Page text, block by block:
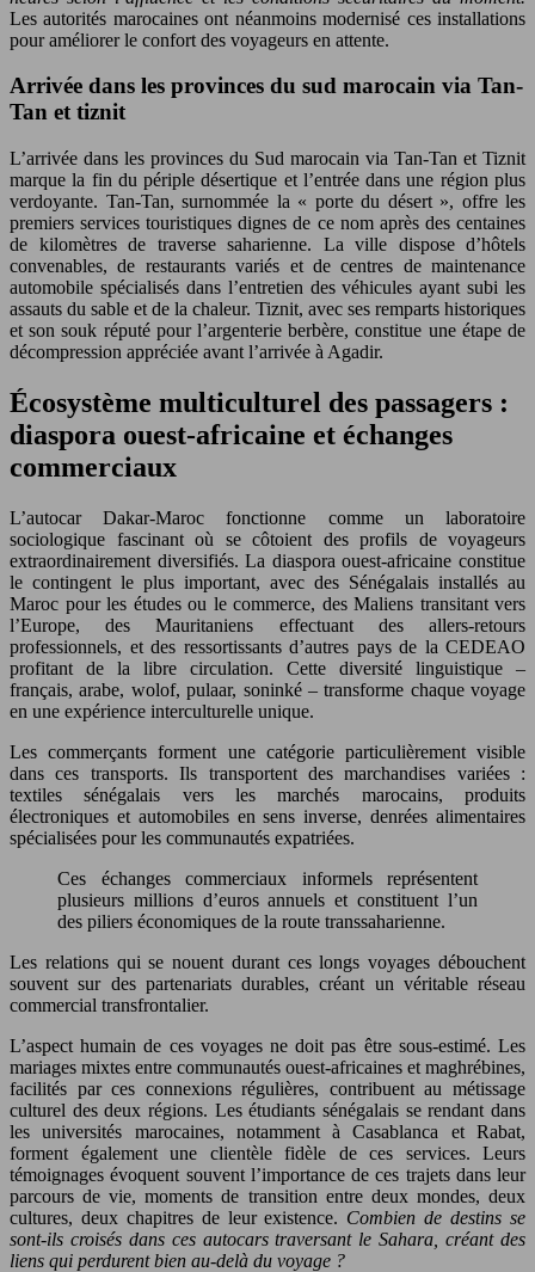
Les autorités marocaines ont néanmoins modernisé ces installations
pour améliorer le confort des voyageurs en attente.
Arrivée dans les provinces du sud marocain via Tan-
Tan et tiznit
L’arrivée dans les provinces du Sud marocain via Tan-Tan et Tiznit
marque la fin du périple désertique et l’entrée dans une région plus
verdoyante. Tan-Tan, surnommée la « porte du désert », offre les
premiers services touristiques dignes de ce nom après des centaines
de kilomètres de traverse saharienne. La ville dispose d’hôtels
convenables, de restaurants variés et de centres de maintenance
automobile spécialisés dans l’entretien des véhicules ayant subi les
assauts du sable et de la chaleur. Tiznit, avec ses remparts historiques
et son souk réputé pour l’argenterie berbère, constitue une étape de
décompression appréciée avant l’arrivée à Agadir.
Écosystème multiculturel des passagers :
diaspora ouest-africaine et échanges
commerciaux
L’autocar Dakar-Maroc fonctionne comme un laboratoire
sociologique fascinant où se côtoient des profils de voyageurs
extraordinairement diversifiés. La diaspora ouest-africaine constitue
le contingent le plus important, avec des Sénégalais installés au
Maroc pour les études ou le commerce, des Maliens transitant vers
l’Europe, des Mauritaniens effectuant des allers-retours
professionnels, et des ressortissants d’autres pays de la CEDEAO
profitant de la libre circulation. Cette diversité linguistique –
français, arabe, wolof, pulaar, soninké – transforme chaque voyage
en une expérience interculturelle unique.
Les commerçants forment une catégorie particulièrement visible
dans ces transports. Ils transportent des marchandises variées :
textiles sénégalais vers les marchés marocains, produits
électroniques et automobiles en sens inverse, denrées alimentaires
spécialisées pour les communautés expatriées.
Ces échanges commerciaux informels représentent
plusieurs millions d’euros annuels et constituent l’un
des piliers économiques de la route transsaharienne.
Les relations qui se nouent durant ces longs voyages débouchent
souvent sur des partenariats durables, créant un véritable réseau
commercial transfrontalier.
L’aspect humain de ces voyages ne doit pas être sous-estimé. Les
mariages mixtes entre communautés ouest-africaines et maghrébines,
facilités par ces connexions régulières, contribuent au métissage
culturel des deux régions. Les étudiants sénégalais se rendant dans
les universités marocaines, notamment à Casablanca et Rabat,
forment également une clientèle fidèle de ces services. Leurs
témoignages évoquent souvent l’importance de ces trajets dans leur
parcours de vie, moments de transition entre deux mondes, deux
cultures, deux chapitres de leur existence. Combien de destins se
sont-ils croisés dans ces autocars traversant le Sahara, créant des
liens qui perdurent bien au-delà du voyage ?